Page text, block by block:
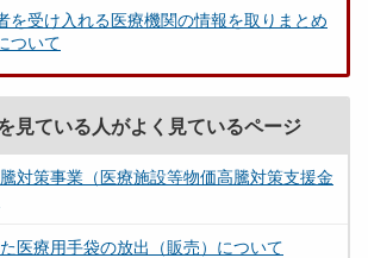
を受け入れる医療機関の情報を取りまとめ
ついて
見ている人がよく見ているページ
対策事業（医療施設等物価高騰対策支援金
医療用手袋の放出（販売）について